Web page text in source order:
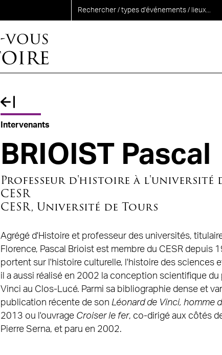
Fil d'Ariane
Intervenants
BRIOIST Pascal
Professeur d'histoire à l'université
CESR
CESR, Université de Tours
Agrégé d'Histoire et professeur des universités,
Florence, Pascal Brioist est membre du CESR depuis
portent sur l'histoire culturelle, l'histoire des sciences
il a aussi réalisé en 2002 la conception scientifique du
Vinci au Clos-Lucé. Parmi sa bibliographie dense et
publication récente de son Léonard de Vinci, homme
2013 ou l'ouvrage Croiser le fer, co-dirigé aux côtés
Pierre Serna, et paru en 2002.